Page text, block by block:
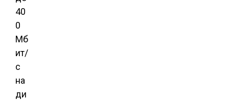
40
0
Мб
ит/
с
на
ди